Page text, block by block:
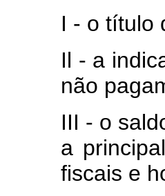
I - o título
Il - a
não
III - o
a
fiscais e